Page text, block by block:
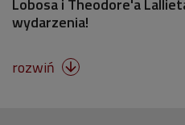
Lobosa i Theodore'a
wydarzenia!
rozwiń 